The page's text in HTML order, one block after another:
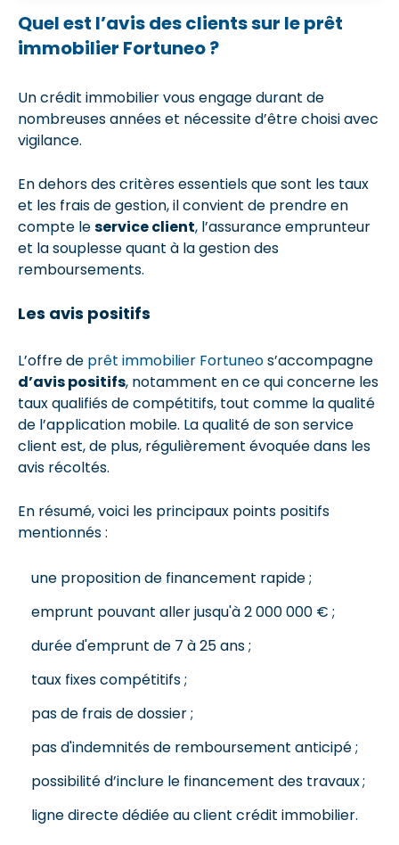
Quel est l’avis des clients sur le prêt
immobilier Fortuneo ?
Un crédit immobilier vous engage durant de
nombreuses années et nécessite d’être choisi avec
vigilance.
En dehors des critères essentiels que sont les taux
et les frais de gestion, il convient de prendre en
compte leservice client, l’assurance emprunteur
et la souplesse quant à la gestion des
remboursements.
Les avis positifs
L’offre de prêt immobilier Fortuneos’accompagne
d’avis positifs, notamment en ce qui concerne les
taux qualifiés de compétitifs, tout comme la qualité
de l’application mobile. La qualité de son service
client est, de plus, régulièrement évoquée dans les
avis récoltés.
En résumé, voici les principaux points positifs
mentionnés :
une proposition de financement rapide ;
emprunt pouvant aller jusqu'à 2 000 000 € ;
durée d'emprunt de 7 à 25 ans ;
taux fixes compétitifs ;
pas de frais de dossier ;
pas d'indemnités de remboursement anticipé ;
possibilité d’inclure le financement des travaux ;
ligne directe dédiée au client crédit immobilier.